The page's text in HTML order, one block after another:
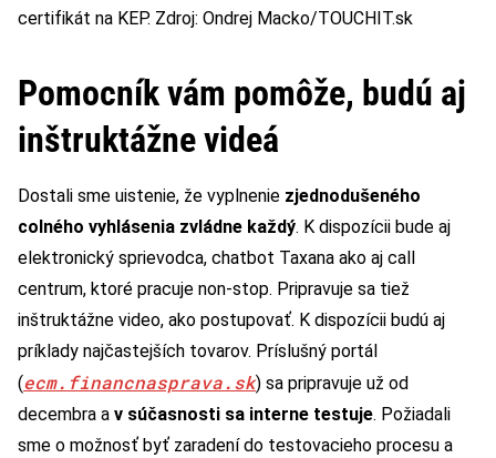
certifikát na KEP. Zdroj: Ondrej Macko/TOUCHIT.sk
Pomocník vám pomôže, budú aj
inštruktážne videá
Dostali sme uistenie, že vyplnenie zjednodušeného
colného vyhlásenia zvládne každý. K dispozícii bude aj
elektronický sprievodca, chatbot Taxana ako aj call
centrum, ktoré pracuje non-stop. Pripravuje sa tiež
inštruktážne video, ako postupovať. K dispozícii budú aj
príklady najčastejších tovarov. Príslušný portál
(ecm.financnasprava.sk) sa pripravuje už od
decembra a v súčasnosti sa interne testuje. Požiadali
sme o možnosť byť zaradení do testovacieho procesu a